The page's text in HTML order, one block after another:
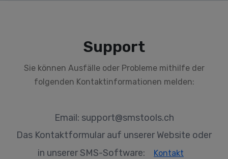
Support
Sie können Ausfälle oder Probleme mithilfe der
folgenden Kontaktinformationen melden:
Email: support@smstools.ch
Das Kontaktformular auf unserer Website oder
in unserer SMS-Software:
Kontakt